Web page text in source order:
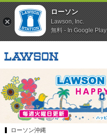
ローソン沖縄
ローソン
Lawson, Inc.
無料 - In Google Play